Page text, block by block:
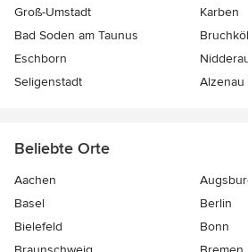
Groß-Umstadt
Karben
Bad Soden am Taunus
Eschborn
Seligenstadt
Beliebte Orte
Aachen
Basel
Berlin
Bielefeld
Bonn